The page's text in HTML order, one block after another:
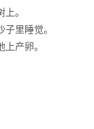
。
里睡觉。
产卵。